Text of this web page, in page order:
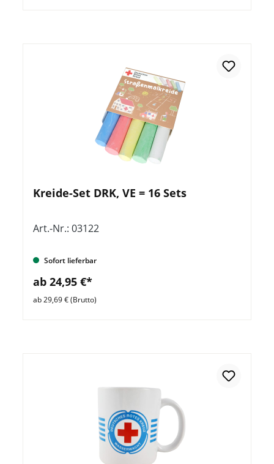
Kreide-Set DRK, VE = 16 Sets
Art.-Nr.: 03122
Sofort lieferbar
ab 24,95 €*
ab 29,69 € (Brutto)